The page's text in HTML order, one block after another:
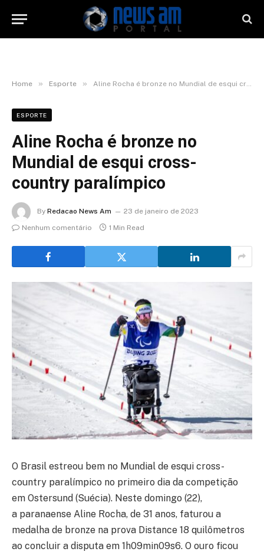
Home » Esporte » Aline Rocha é bronze no Mundial de esqui cross-country paralímpico
ESPORTE
Aline Rocha é bronze no
Mundial de esqui cross-
country paralímpico
By Redacao News Am
23 de janeiro de 2023
Nenhum comentário
1 Min Read
O Brasil estreou bem no Mundial de esqui cross-
country paralímpico no primeiro dia da competição
em Ostersund (Suécia). Neste domingo (22),
a paranaense Aline Rocha, de 31 anos, faturou a
medalha de bronze na prova Distance 18 quilômetros
ao concluir a disputa em 1h09min09s6. O ouro ficou